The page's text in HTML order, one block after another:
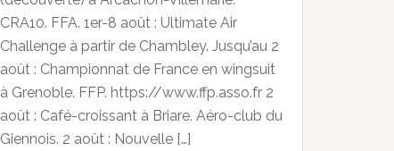
CRA10. FFA. 1er-8 août : Ultimate Air
Challenge à partir de Chambley. Jusqu’au 2
août : Championnat de France en wingsuit
à Grenoble. FFP. https://www.ffp.asso.fr 2
août : Café-croissant à Briare. Aéro-club du
Giennois. 2 août : Nouvelle […]